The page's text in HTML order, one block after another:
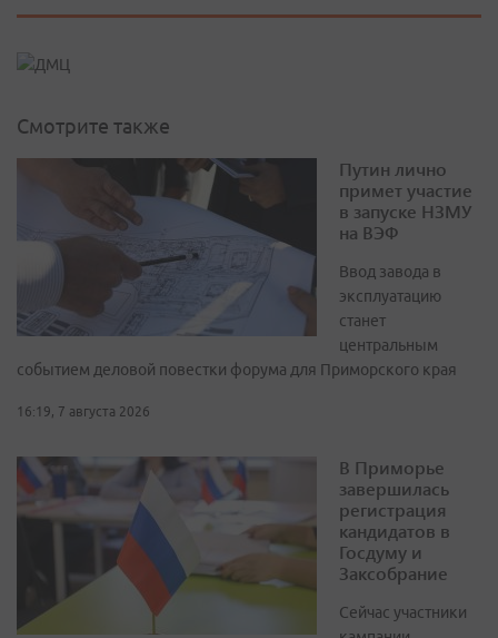
Смотрите также
Путин лично
примет участие
в запуске НЗМУ
на ВЭФ
Ввод завода в
эксплуатацию
станет
центральным
событием деловой повестки форума для Приморского края
16:19, 7 августа 2026
В Приморье
завершилась
регистрация
кандидатов в
Госдуму и
Заксобрание
Сейчас участники